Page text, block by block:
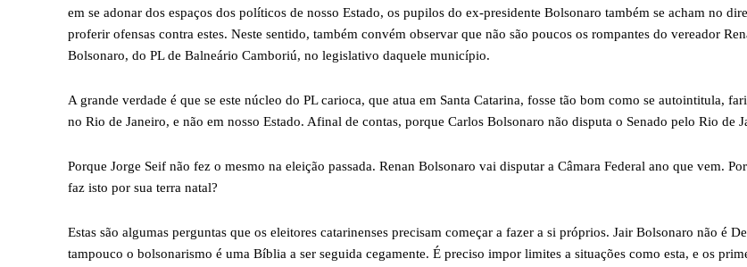
em se adonar dos espaços dos políticos de nosso Estado, os pupilos do ex-presidente Bolsonaro também se acham no
proferir ofensas contra estes. Neste sentido, também convém observar que não são poucos os rompantes do vereador
Bolsonaro, do PL de Balneário Camboriú, no legislativo daquele município.
A grande verdade é que se este núcleo do PL carioca, que atua em Santa Catarina, fosse tão bom como se autointitula,
no Rio de Janeiro, e não em nosso Estado. Afinal de contas, porque Carlos Bolsonaro não disputa o Senado pelo Rio de
Porque Jorge Seif não fez o mesmo na eleição passada. Renan Bolsonaro vai disputar a Câmara Federal ano que vem.
faz isto por sua terra natal?
Estas são algumas perguntas que os eleitores catarinenses precisam começar a fazer a si próprios. Jair Bolsonaro não é
tampouco o bolsonarismo é uma Bíblia a ser seguida cegamente. É preciso impor limites a situações como esta, e os